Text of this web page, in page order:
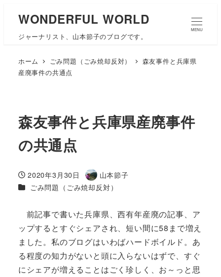
WONDERFUL WORLD
ジャーナリスト、山本節子のブログです。
MENU
ホーム ごみ問題（ごみ焼却反対）
森友事件と兵庫県
産廃事件の共通点
森友事件と兵庫県産廃事件
の共通点
投稿日
2020年3月30日
著
者
山本節子
カテゴリー
ごみ問題（ごみ焼却反対）
前記事で書いた兵庫県、西有年産廃の記事、ア
ップするとすぐシェアされ、短い間に58まで増え
ました。私のブログはいわばハードボイルド。あ
る程度の知力がないと頭に入らないはずで、すぐ
にシェアが増えることはごく珍しく、お～っと思